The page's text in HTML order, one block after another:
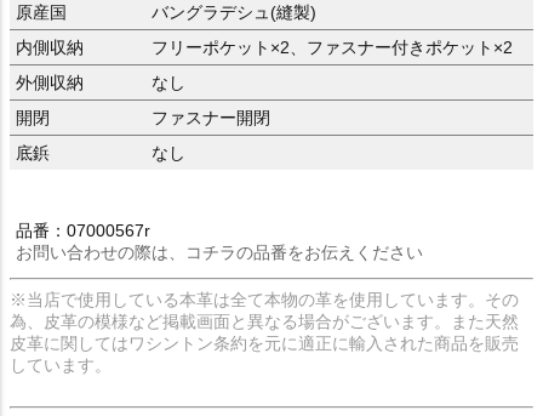
原産国
バングラデシュ(縫製)
内側収納
フリーポケット×2、ファスナー付きポケット×2
外側収納
なし
開閉
ファスナー開閉
底鋲
なし
品番：07000567r
お問い合わせの際は、コチラの品番をお伝えください
※当店で使用している本革は全て本物の革を使用しています。その
為、皮革の模様など掲載画面と異なる場合がございます。また天然
皮革に関してはワシントン条約を元に適正に輸入された商品を販売
しています。